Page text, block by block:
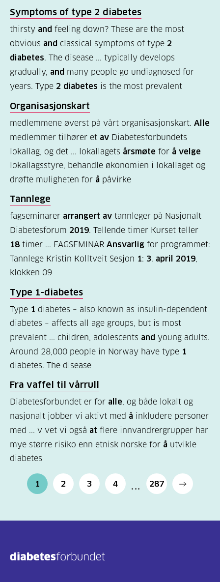
2
(19)
Hva
er
diabetes?
(9)
Bli
medlem
(1)
Symptoms of type 2 diabetes
thirsty and feeling down? These are the most
obvious and classical symptoms of type 2
diabetes. The disease ... typically develops
gradually, and many people go undiagnosed for
years. Type 2 diabetes is the most prevalent
Organisasjonskart
medlemmene øverst på vårt organisasjonskart. Alle
medlemmer tilhører et av Diabetesforbundets
lokallag, og det ... lokallagets årsmøte for å velge
lokallagsstyre, behandle økonomien i lokallaget og
drøfte muligheten for å påvirke
Tannlege
fagseminarer arrangert av tannleger på Nasjonalt
Diabetesforum 2019. Tellende timer Kurset teller
18 timer ... FAGSEMINAR Ansvarlig for programmet:
Tannlege Kristin Kolltveit Sesjon 1: 3. april 2019,
klokken 09
Type 1-diabetes
Type 1 diabetes – also known as insulin-dependent
diabetes – affects all age groups, but is most
prevalent ... children, adolescents and young adults.
Around 28,000 people in Norway have type 1
diabetes. The disease
Fra vaffel til vårrull
Diabetesforbundet er for alle, og både lokalt og
nasjonalt jobber vi aktivt med å inkludere personer
med ... v vet vi også at flere innvandrergrupper har
mye større risiko enn etnisk norske for å utvikle
diabetes
1 2 3 4 287